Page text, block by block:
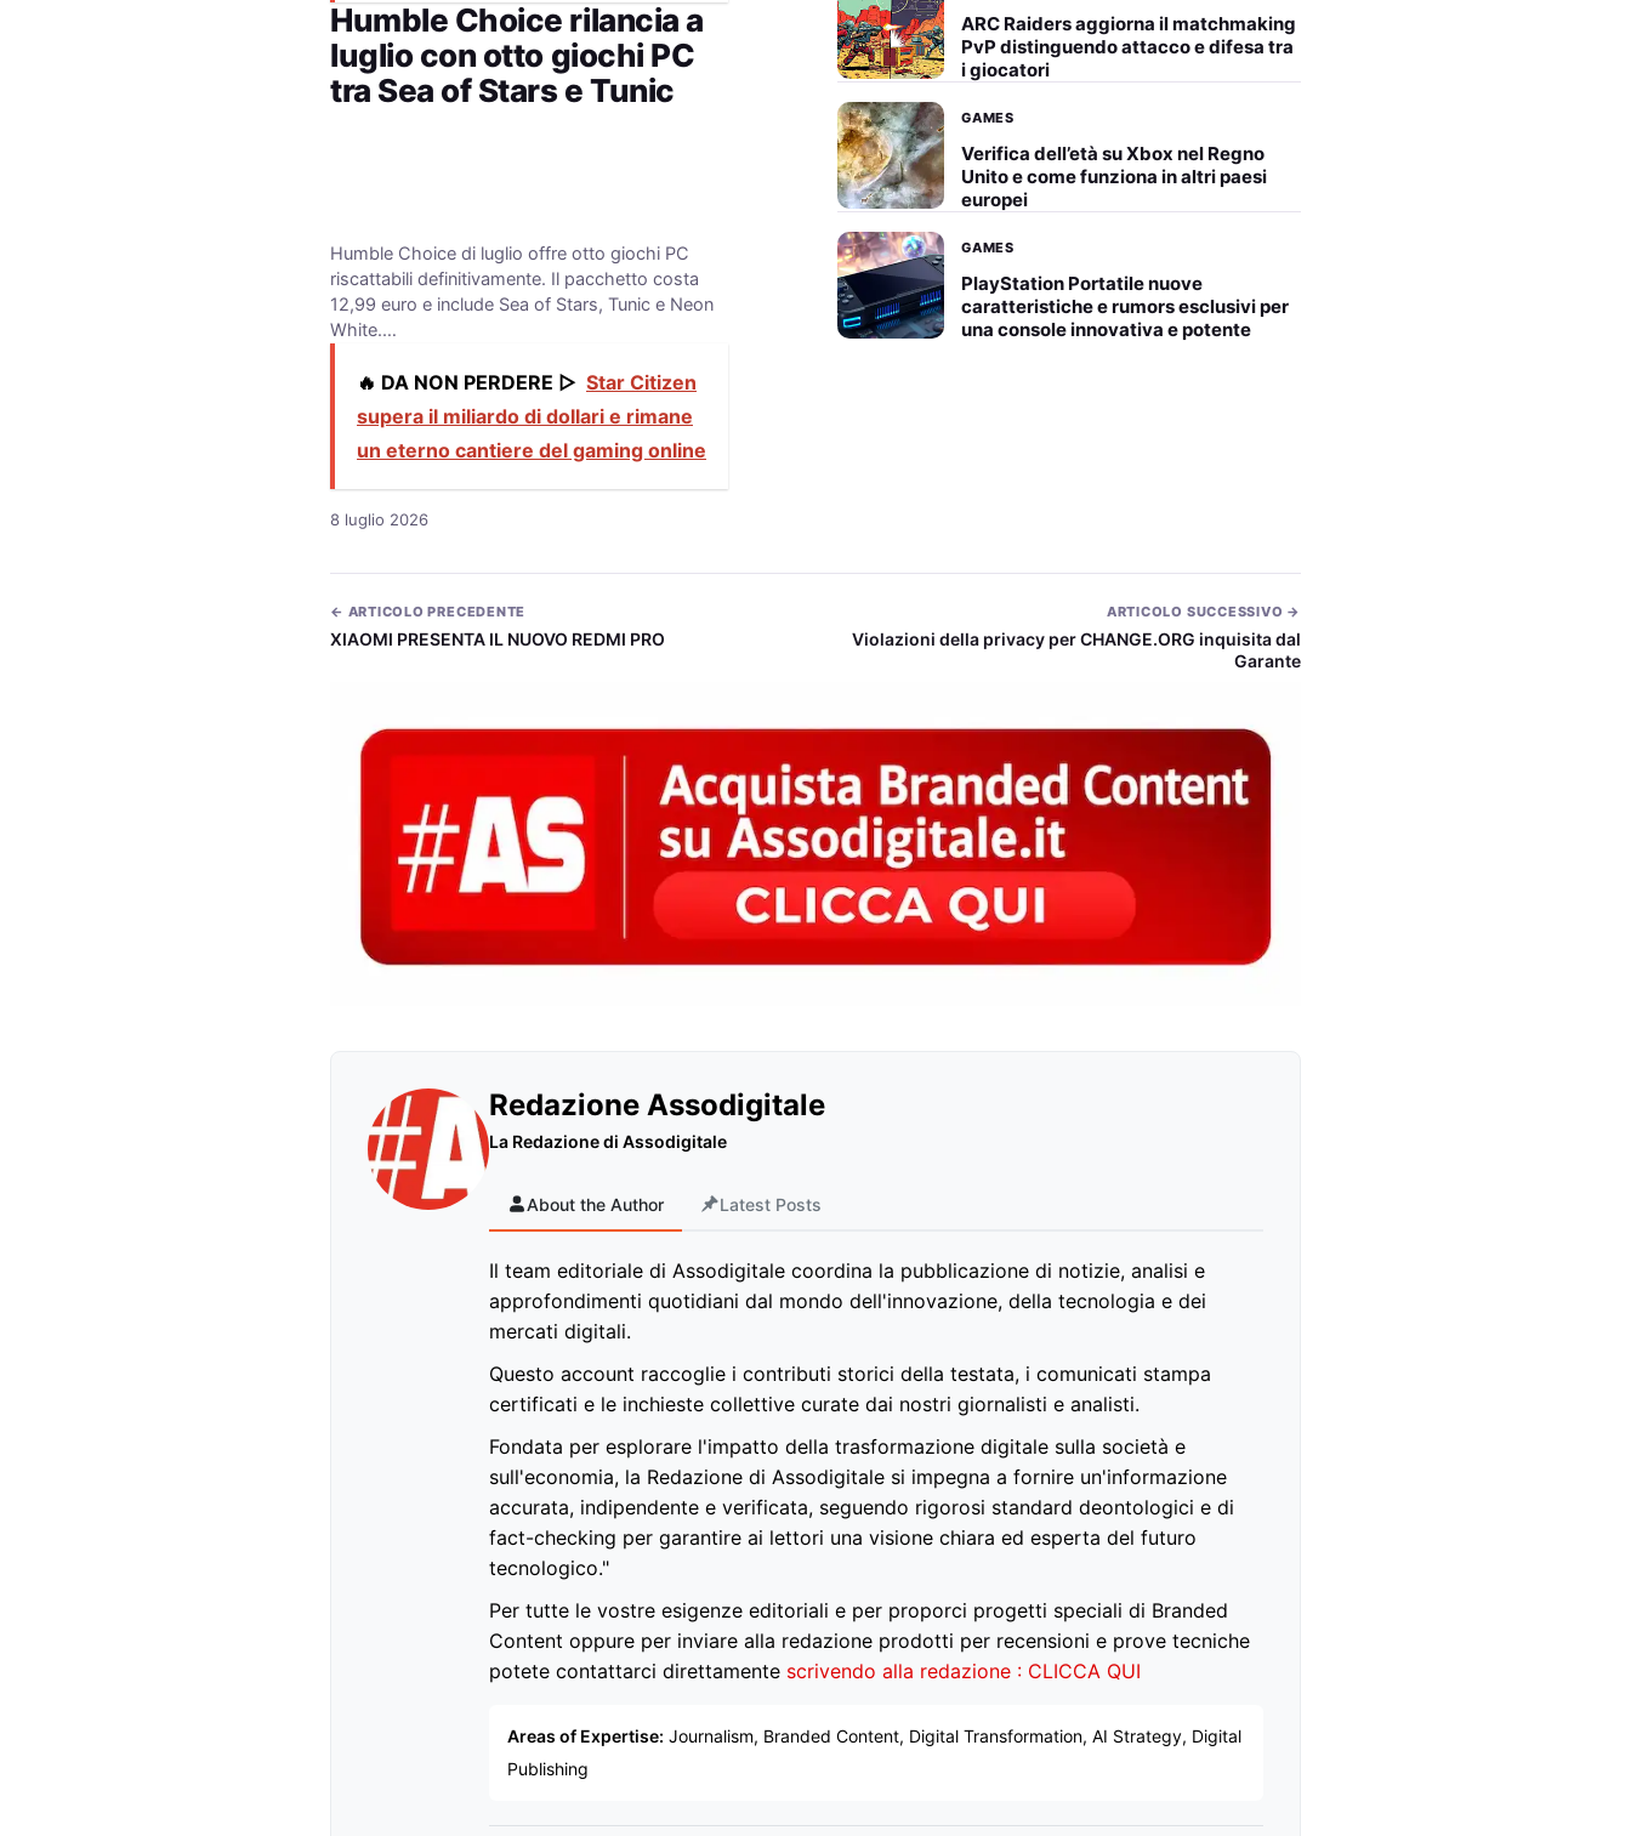
Humble Choice rilancia a
luglio con otto giochi PC
tra Sea of Stars e Tunic
Humble Choice di luglio offre otto giochi PC
riscattabili definitivamente. Il pacchetto costa
12,99 euro e include Sea of Stars, Tunic e Neon
White.…
🔥 DA NON PERDERE ▷ Star Citizen
supera il miliardo di dollari e rimane
un eterno cantiere del gaming online
8 luglio 2026
ARC Raiders aggiorna il matchmaking
PvP distinguendo attacco e difesa tra
i giocatori
GAMES
Verifica dell’età su Xbox nel Regno
Unito e come funziona in altri paesi
europei
GAMES
PlayStation Portatile nuove
caratteristiche e rumors esclusivi per
una console innovativa e potente
← ARTICOLO PRECEDENTE
XIAOMI PRESENTA IL NUOVO REDMI PRO
ARTICOLO SUCCESSIVO →
Violazioni della privacy per CHANGE.ORG inquisita dal
Garante
Redazione Assodigitale
La Redazione di Assodigitale
About the Author Latest Posts
Il team editoriale di Assodigitale coordina la pubblicazione di notizie, analisi e
approfondimenti quotidiani dal mondo dell'innovazione, della tecnologia e dei
mercati digitali.
Questo account raccoglie i contributi storici della testata, i comunicati stampa
certificati e le inchieste collettive curate dai nostri giornalisti e analisti.
Fondata per esplorare l'impatto della trasformazione digitale sulla società e
sull'economia, la Redazione di Assodigitale si impegna a fornire un'informazione
accurata, indipendente e verificata, seguendo rigorosi standard deontologici e di
fact-checking per garantire ai lettori una visione chiara ed esperta del futuro
tecnologico."
Per tutte le vostre esigenze editoriali e per proporci progetti speciali di Branded
Content oppure per inviare alla redazione prodotti per recensioni e prove tecniche
potete contattarci direttamente scrivendo alla redazione : CLICCA QUI
Areas of Expertise: Journalism, Branded Content, Digital Transformation, AI Strategy, Digital
Publishing